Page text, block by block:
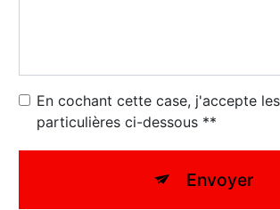
En cochant cette case, j'accepte
particulières ci-dessous **
Envoyer